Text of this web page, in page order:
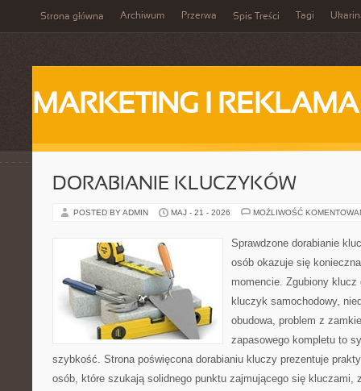
Strona główna Archiwum Przerwa Spis Treści Tagi
MARKETING I REKLAMA
DORABIANIE KLUCZYKÓW
POSTED BY ADMIN MAJ - 21 - 2026 MOŻLIWOŚĆ
Sprawdzone dorabianie
osób okazuje się
momencie. Zgubiony
kluczyk samochodowy,
obudowa, problem z
zapasowego kompletu to
szybkość. Strona poświęcona dorabianiu kluczy prezentuje
osób, które szukają solidnego punktu zajmującego się kluczami,